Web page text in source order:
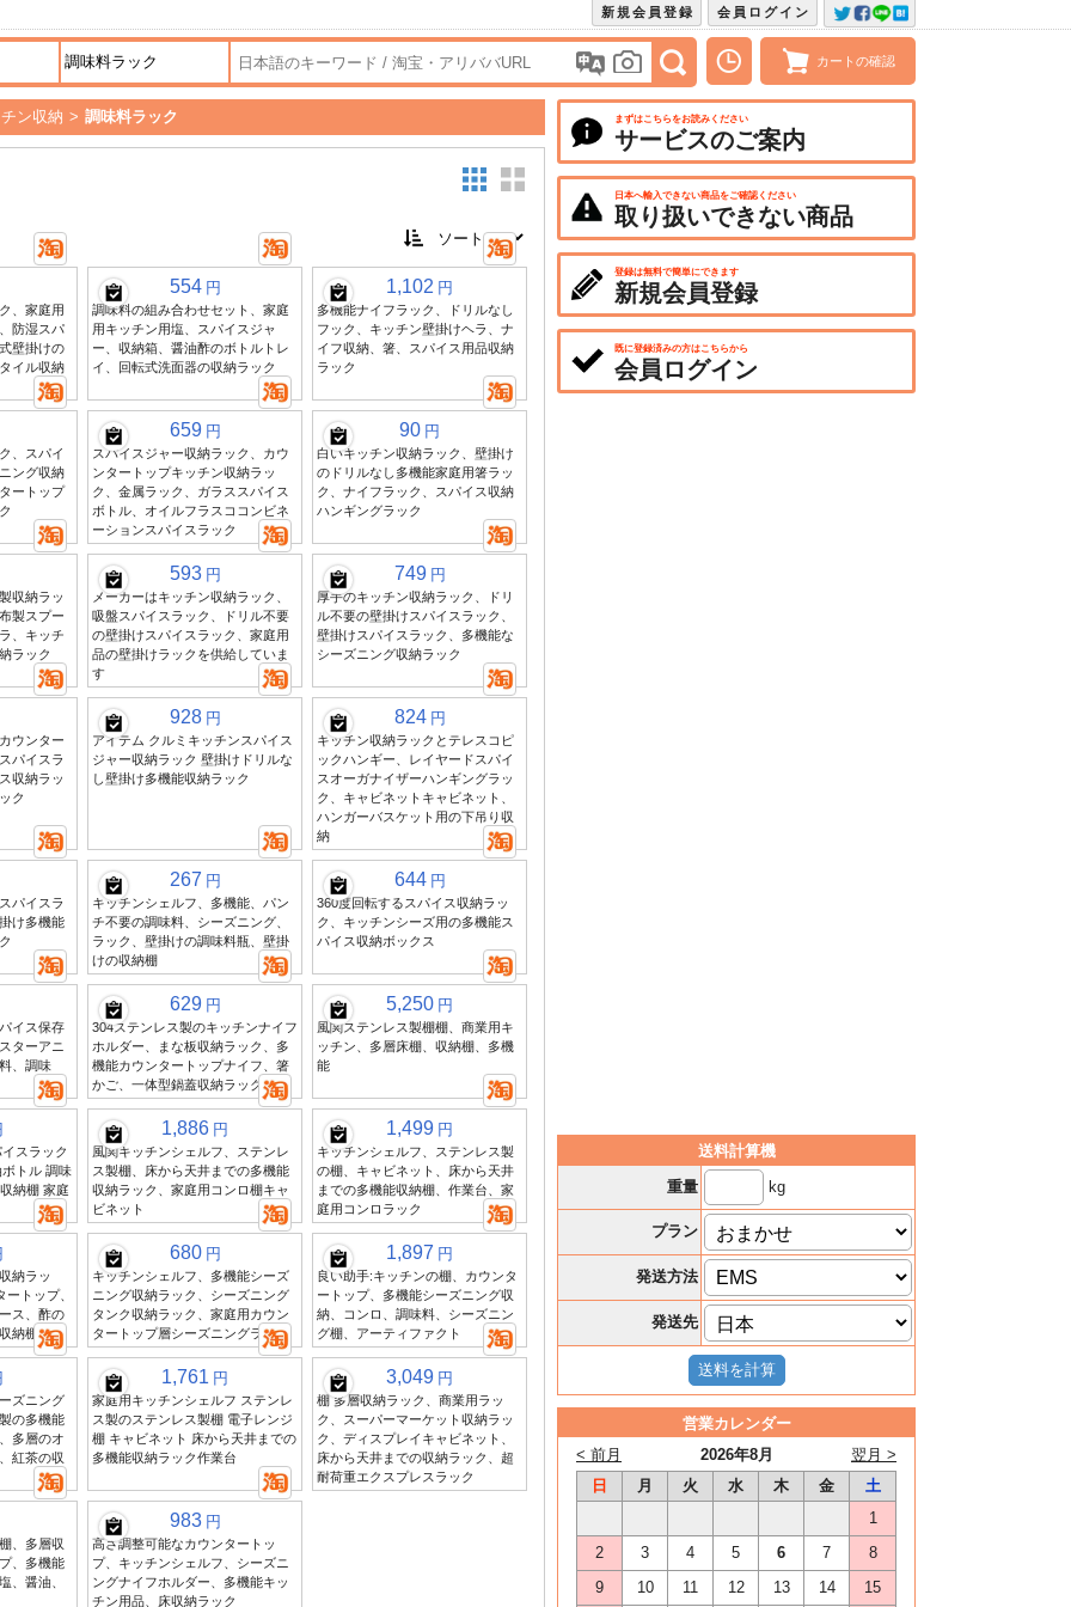
会員ログイン
新規会員登録
カートの確認
ン収納 > 調味料ラック
、家庭用
防湿スパ
壁掛けの
イル収納
554 円
調味料の組み合わせセット、家庭
用キッチン用塩、スパイスジャ
ー、収納箱、醤油酢のボトルトレ
イ、回転式洗面器の収納ラック
1,102 円
多機能ナイフラック、ドリルなし
フック、キッチン壁掛けヘラ、ナ
イフ収納、箸、スパイス用品収納
ラック
、スパイ
ング収納
ートップ
659 円
スパイスジャー収納ラック、カウ
ンタートップキッチン収納ラッ
ク、金属ラック、ガラススパイス
ボトル、オイルフラスココンビネ
ーションスパイスラック
90 円
白いキッチン収納ラック、壁掛け
のドリルなし多機能家庭用箸ラッ
ク、ナイフラック、スパイス収納
ハンギングラック
収納ラッ
製スプー
、キッチ
ラック
593 円
メーカーはキッチン収納ラック、
吸盤スパイスラック、ドリル不要
の壁掛けスパイスラック、家庭用
品の壁掛けラックを供給していま
す
749 円
厚手のキッチン収納ラック、ドリ
ル不要の壁掛けスパイスラック、
壁掛けスパイスラック、多機能な
シーズニング収納ラック
ウンター
パイスラ
収納ラッ
ク
928 円
アイテム クルミキッチンスパイス
ジャー収納ラック 壁掛けドリルな
し壁掛け多機能収納ラック
824 円
キッチン収納ラックとテレスコピ
ックハンギー、レイヤードスパイ
スオーガナイザーハンギングラッ
ク、キャビネットキャビネット、
ハンガーバスケット用の下吊り収
納
パイスラ
け多機能
267 円
キッチンシェルフ、多機能、パン
チ不要の調味料、シーズニング、
ラック、壁掛けの調味料瓶、壁掛
けの収納棚
644 円
360度回転するスパイス収納ラッ
ク、キッチンシーズ用の多機能ス
パイス収納ボックス
イス保存
ターアニ
、調味
629 円
304ステンレス製のキッチンナイフ
ホルダー、まな板収納ラック、多
機能カウンタートップナイフ、箸
かご、一体型鍋蓋収納ラック
5,250 円
風関ステンレス製棚棚、商業用キ
ッチン、多層床棚、収納棚、多機
能
スラック
トル 調味
納棚 家庭
1,886 円
風関キッチンシェルフ、ステンレ
ス製棚、床から天井までの多機能
収納ラック、家庭用コンロ棚キャ
ビネット
1,499 円
キッチンシェルフ、ステンレス製
の棚、キャビネット、床から天井
までの多機能収納棚、作業台、家
庭用コンロラック
納ラッ
トップ、
ス、酢の
納棚
680 円
キッチンシェルフ、多機能シーズ
ニング収納ラック、シーズニング
タンク収納ラック、家庭用カウン
タートップ層シーズニングラック
1,897 円
良い助手:キッチンの棚、カウンタ
ートップ、多機能シーズニング収
納、コンロ、調味料、シーズニン
グ棚、アーティファクト
ズニング
の多機能
多層のオ
紅茶の収
1,761 円
家庭用キッチンシェルフ ステンレ
ス製のステンレス製棚 電子レンジ
棚 キャビネット 床から天井までの
多機能収納ラック作業台
3,049 円
棚 多層収納ラック、商業用ラッ
ク、スーパーマーケット収納ラッ
ク、ディスプレイキャビネット、
床から天井までの収納ラック、超
耐荷重エクスプレスラック
、多層収
、多機能
、醤油、
983 円
高さ調整可能なカウンタートッ
プ、キッチンシェルフ、シーズニ
ングナイフホルダー、多機能キッ
チン用品、床収納ラック
まずはこちらをお読みください
サービスのご案内
日本へ輸入できない商品をご確認ください
取り扱いできない商品
登録は無料で簡単にできます
新規会員登録
既に登録済みの方はこちらから
会員ログイン
送料計算機
重量
kg
プラン
発送方法
発送先
営業カレンダー
2026年8月
< 前月
翌月 >
日
月 火 水 木 金
土
1
2
3 4 5 6 7
8
9
10 11 12 13 14
15